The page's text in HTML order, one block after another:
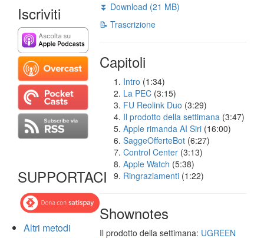
Iscriviti
SUPPORTACI
Altri metodi
⏬ Download (21 MB)
📝 Trascrizione
Capitoli
Intro (1:34)
La PEC (3:15)
FU Reolink Duo (3:29)
Il prodotto della settimana (3:47)
Apple rimanda AI Siri (16:00)
SaggeOfferteBot (6:27)
Control Center (3:13)
Apple Watch (5:38)
Ringraziamenti (1:22)
Shownotes
Il prodotto della settimana: UGREEN